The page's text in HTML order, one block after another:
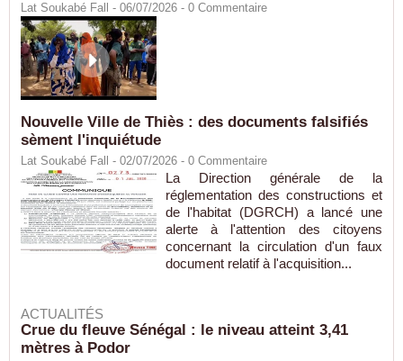
Lat Soukabé Fall - 06/07/2026 - 0 Commentaire
Nouvelle Ville de Thiès : des documents falsifiés
sèment l'inquiétude
Lat Soukabé Fall - 02/07/2026 - 0 Commentaire
La Direction générale de la
réglementation des constructions et
de l'habitat (DGRCH) a lancé une
alerte à l'attention des citoyens
concernant la circulation d'un faux
document relatif à l'acquisition...
ACTUALITÉS
Crue du fleuve Sénégal : le niveau atteint 3,41
mètres à Podor